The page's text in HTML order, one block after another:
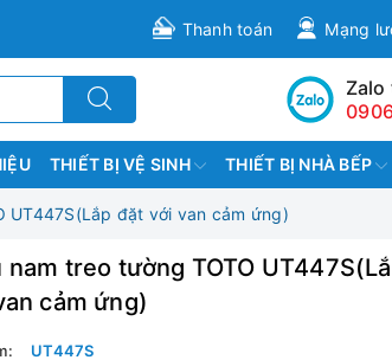
Thanh toán Mạng
Zalo
THIẾT BỊ VỆ SINH THIẾT BỊ NHÀ BẾP
UT447S(Lắp đặt với van cảm ứng)
nam treo tường TOTO
cảm ứng)
UT447S